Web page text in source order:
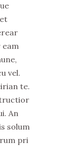
eam
vel.
te.
An
solum
pri